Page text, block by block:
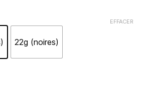
22g (noires)
EFFACER
prélèvement sanguin